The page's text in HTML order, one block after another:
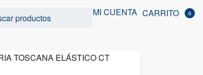
MI CUENTA CARRITO 0